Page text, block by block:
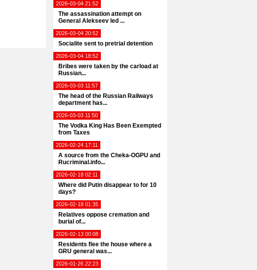
2026-03-04 21:52
The assassination attempt on
General Alekseev led ...
2026-03-04 20:52
Socialite sent to pretrial detention
2026-03-04 18:52
Bribes were taken by the carload at
Russian...
2026-03-03 11:57
The head of the Russian Railways
department has...
2026-03-03 11:50
The Vodka King Has Been Exempted
from Taxes
2026-02-24 17:11
A source from the Cheka-OGPU and
Rucriminal.info...
2026-02-18 02:11
Where did Putin disappear to for 10
days?
2026-02-18 01:35
Relatives oppose cremation and
burial of...
2026-02-13 00:08
Residents flee the house where a
GRU general was...
2026-01-26 22:23